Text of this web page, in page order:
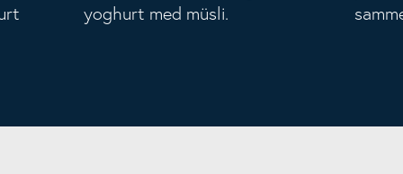
yoghurt med müsli.